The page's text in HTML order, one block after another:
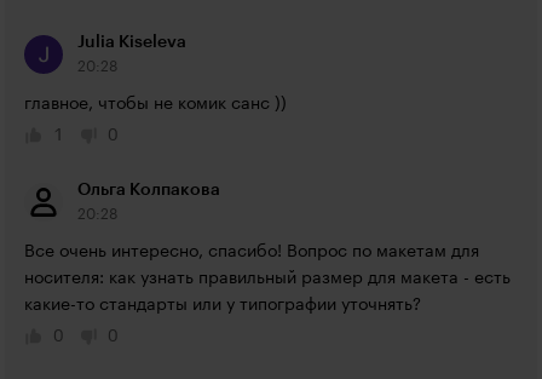
Julia Kiseleva
20:28
главное, чтобы не комик санс ))
1
0
Ольга Колпакова
20:28
Все очень интересно, спасибо! Вопрос по макетам для
носителя: как узнать правильный размер для макета - есть
какие-то стандарты или у типографии уточнять?
0
0